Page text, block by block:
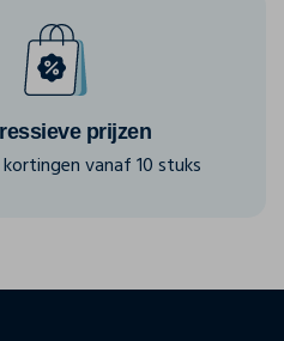
prijzen
vanaf 10 stuks